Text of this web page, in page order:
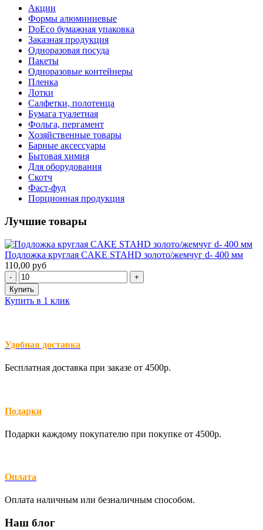
Акции
Формы алюминиевые
DoEco бумажная упаковка
Заказная продукция
Одноразовая посуда
Пакеты
Одноразовые контейнеры
Пленка
Лотки
Салфетки, полотенца
Бумага туалетная
Фольга, пергамент
Хозяйственные товары
Барные аксессуары
Бытовая химия
Для оборудования
Скотч
Фаст-фуд
Порционная продукция
Лучшие товары
Подложка круглая CAKE STAHD золото/жемчуг d- 400 мм
110,00 руб
Купить в 1 клик
Удобная доставка
Бесплатная доставка при заказе от 4500р.
Подарки
Подарки каждому покупателю при покупке от 4500р.
Оплата
Оплата наличным или безналичным способом.
Наш блог